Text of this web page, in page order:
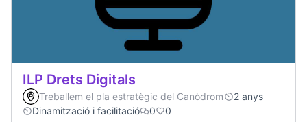
ILP Drets Digitals
Treballem el pla estratègic del Canòdrom
2 anys
Dinamització i facilitació
0 0